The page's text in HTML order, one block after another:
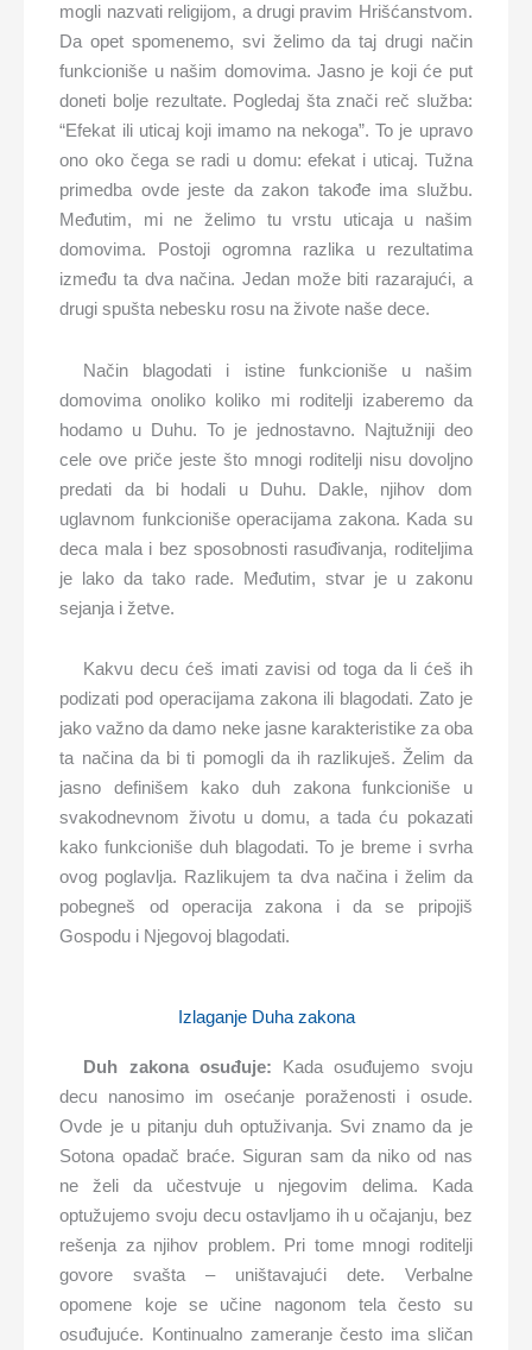
mogli nazvati religijom, a drugi pravim Hrišćanstvom.
Da opet spomenemo, svi želimo da taj drugi način
funkcioniše u našim domovima. Jasno je koji će put
doneti bolje rezultate. Pogledaj šta znači reč služba:
“Efekat ili uticaj koji imamo na nekoga”. To je upravo
ono oko čega se radi u domu: efekat i uticaj. Tužna
primedba ovde jeste da zakon takođe ima službu.
Međutim, mi ne želimo tu vrstu uticaja u našim
domovima. Postoji ogromna razlika u rezultatima
između ta dva načina. Jedan može biti razarajući, a
drugi spušta nebesku rosu na živote naše dece.
Način blagodati i istine funkcioniše u našim
domovima onoliko koliko mi roditelji izaberemo da
hodamo u Duhu. To je jednostavno. Najtužniji deo
cele ove priče jeste što mnogi roditelji nisu dovoljno
predati da bi hodali u Duhu. Dakle, njihov dom
uglavnom funkcioniše operacijama zakona. Kada su
deca mala i bez sposobnosti rasuđivanja, roditeljima
je lako da tako rade. Međutim, stvar je u zakonu
sejanja i žetve.
Kakvu decu ćeš imati zavisi od toga da li ćeš ih
podizati pod operacijama zakona ili blagodati. Zato je
jako važno da damo neke jasne karakteristike za oba
ta načina da bi ti pomogli da ih razlikuješ. Želim da
jasno definišem kako duh zakona funkcioniše u
svakodnevnom životu u domu, a tada ću pokazati
kako funkcioniše duh blagodati. To je breme i svrha
ovog poglavlja. Razlikujem ta dva načina i želim da
pobegneš od operacija zakona i da se pripojiš
Gospodu i Njegovoj blagodati.
Izlaganje Duha zakona
Duh zakona osuđuje: Kada osuđujemo svoju
decu nanosimo im osećanje poraženosti i osude.
Ovde je u pitanju duh optuživanja. Svi znamo da je
Sotona opadač braće. Siguran sam da niko od nas
ne želi da učestvuje u njegovim delima. Kada
optužujemo svoju decu ostavljamo ih u očajanju, bez
rešenja za njihov problem. Pri tome mnogi roditelji
govore svašta – uništavajući dete. Verbalne
opomene koje se učine nagonom tela često su
osuđujuće. Kontinualno zameranje često ima sličan